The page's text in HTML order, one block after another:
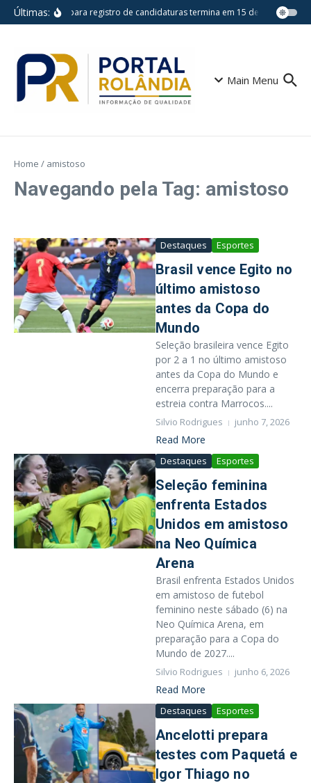
Ir para o conteúdo
Últimas:Prazo para registro de candidaturas termina em 15 de agosto
Main Menu
Home / amistoso
Navegando pela Tag: amistoso
Destaques Esportes
Brasil vence Egito no
último amistoso
antes da Copa do
Mundo
Seleção brasileira vence Egito
por 2 a 1 no último amistoso
antes da Copa do Mundo e
encerra preparação para a
estreia contra Marrocos....
Silvio Rodrigues junho 7, 2026
Read More
Destaques Esportes
Seleção feminina
enfrenta Estados
Unidos em amistoso
na Neo Química
Arena
Brasil enfrenta Estados Unidos
em amistoso de futebol
feminino neste sábado (6) na
Neo Química Arena, em
preparação para a Copa do
Mundo de 2027....
Silvio Rodrigues junho 6, 2026
Read More
Destaques Esportes
Ancelotti prepara
testes com Paquetá e
Igor Thiago no